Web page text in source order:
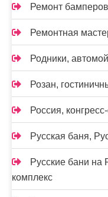
Ремонт бамперов
Ремонтная
Родники,
Розан,
Россия,
Русская баня,
Русские бани на
комплекс